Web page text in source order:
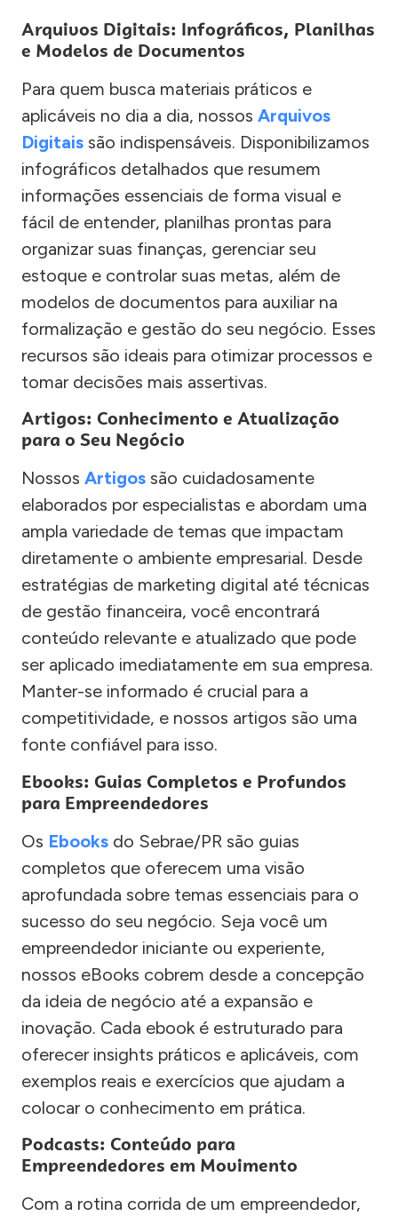
Arquivos Digitais: Infográficos, Planilhas
e Modelos de Documentos
Para quem busca materiais práticos e
aplicáveis no dia a dia, nossos Arquivos
Digitais são indispensáveis. Disponibilizamos
infográficos detalhados que resumem
informações essenciais de forma visual e
fácil de entender, planilhas prontas para
organizar suas finanças, gerenciar seu
estoque e controlar suas metas, além de
modelos de documentos para auxiliar na
formalização e gestão do seu negócio. Esses
recursos são ideais para otimizar processos e
tomar decisões mais assertivas.
Artigos: Conhecimento e Atualização
para o Seu Negócio
Nossos Artigos são cuidadosamente
elaborados por especialistas e abordam uma
ampla variedade de temas que impactam
diretamente o ambiente empresarial. Desde
estratégias de marketing digital até técnicas
de gestão financeira, você encontrará
conteúdo relevante e atualizado que pode
ser aplicado imediatamente em sua empresa.
Manter-se informado é crucial para a
competitividade, e nossos artigos são uma
fonte confiável para isso.
Ebooks: Guias Completos e Profundos
para Empreendedores
Os Ebooks do Sebrae/PR são guias
completos que oferecem uma visão
aprofundada sobre temas essenciais para o
sucesso do seu negócio. Seja você um
empreendedor iniciante ou experiente,
nossos eBooks cobrem desde a concepção
da ideia de negócio até a expansão e
inovação. Cada ebook é estruturado para
oferecer insights práticos e aplicáveis, com
exemplos reais e exercícios que ajudam a
colocar o conhecimento em prática.
Podcasts: Conteúdo para
Empreendedores em Movimento
Com a rotina corrida de um empreendedor,